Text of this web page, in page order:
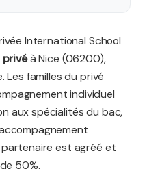
International School
à Nice (06200),
Les familles du privé
individuel
aux spécialités du bac,
est agréé et
50%.